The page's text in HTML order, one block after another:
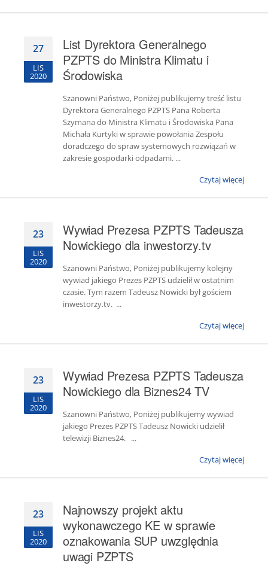
27
LIS
2020
List Dyrektora Generalnego
PZPTS do Ministra Klimatu i
Środowiska
Szanowni Państwo, Poniżej publikujemy treść listu
Dyrektora Generalnego PZPTS Pana Roberta
Szymana do Ministra Klimatu i Środowiska Pana
Michała Kurtyki w sprawie powołania Zespołu
doradczego do spraw systemowych rozwiązań w
zakresie gospodarki odpadami. ...
Czytaj więcej
23
LIS
2020
Wywiad Prezesa PZPTS Tadeusza
Nowickiego dla inwestorzy.tv
Szanowni Państwo, Poniżej publikujemy kolejny
wywiad jakiego Prezes PZPTS udzielił w ostatnim
czasie. Tym razem Tadeusz Nowicki był gościem
inwestorzy.tv. ...
Czytaj więcej
23
LIS
2020
Wywiad Prezesa PZPTS Tadeusza
Nowickiego dla Biznes24 TV
Szanowni Państwo, Poniżej publikujemy wywiad
jakiego Prezes PZPTS Tadeusz Nowicki udzielił
telewizji Biznes24. ...
Czytaj więcej
23
LIS
2020
Najnowszy projekt aktu
wykonawczego KE w sprawie
oznakowania SUP uwzględnia
uwagi PZPTS